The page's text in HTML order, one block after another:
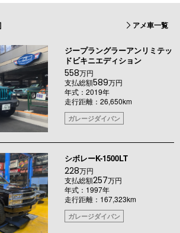
アメ車一覧
ジープラングラーアンリミテッ
ドビキニエディション
558万円
支払総額589万円
年式：2019年
走行距離：26,650km
ガレージダイバン
シボレーK-1500LT
228万円
支払総額257万円
年式：1997年
走行距離：167,323km
ガレージダイバン